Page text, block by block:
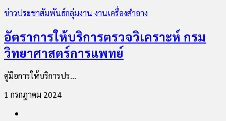
ข่าวประชาสัมพันธ์กลุ่มงาน งานเครื่องสำอาง
อัตราการให้บริการตรวจวิเคราะห์ กรม
วิทยาศาสตร์การแพทย์
คู่มือการให้บริการปร...
1 กรกฎาคม 2024